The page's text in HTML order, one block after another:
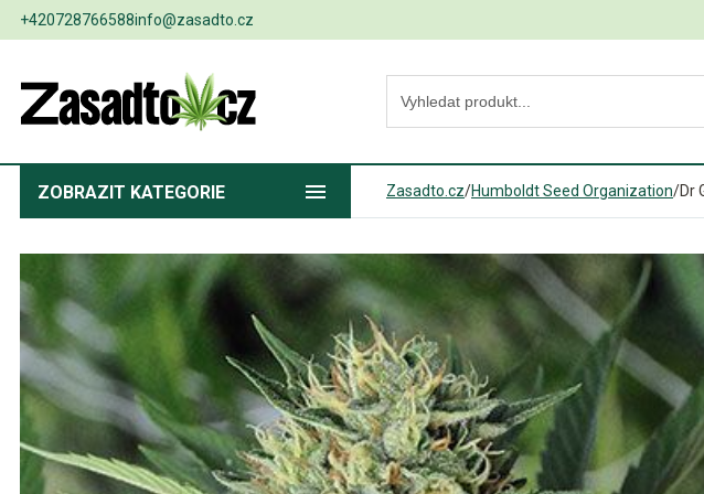
+420728766588info@zasadto.cz
ZOBRAZIT KATEGORIE Zasadto.cz/Humboldt Seed Organization/Dr